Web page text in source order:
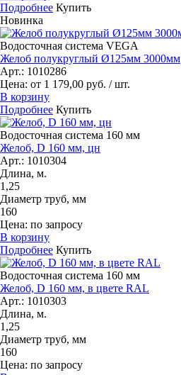
Подробнее Купить
Новинка
Водосточная система VEGA
Желоб полукруглый Ø125мм 3000мм
Арт.: 1010286
Цена: от 1 179,00 руб. / шт.
В корзину
Подробнее Купить
Водосточная система 160 мм
Желоб, D 160 мм, цн
Арт.: 1010304
Длина, м.
1,25
Диаметр труб, мм
160
Цена: по запросу
В корзину
Подробнее Купить
Водосточная система 160 мм
Желоб, D 160 мм, в цвете RAL
Арт.: 1010303
Длина, м.
1,25
Диаметр труб, мм
160
Цена: по запросу